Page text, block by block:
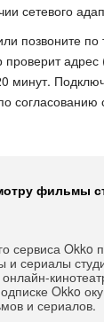
сетевого
позвоните
адрес
минут.
согласованию
фильмы
сервиса Okko
сериалы
Okko
и сериалов.